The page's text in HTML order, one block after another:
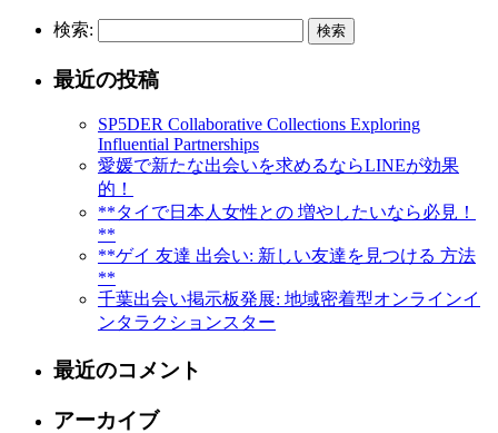
検索:
最近の投稿
SP5DER Collaborative Collections Exploring
Influential Partnerships
愛媛で新たな出会いを求めるならLINEが効果
的！
**タイで日本人女性との 増やしたいなら必見！
**
**ゲイ 友達 出会い: 新しい友達を見つける 方法
**
千葉出会い掲示板発展: 地域密着型オンラインイ
ンタラクションスター
最近のコメント
アーカイブ